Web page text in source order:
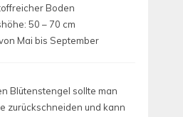
Boden
50 – 70 cm
Mai bis September
Blütenstengel sollte man
zurückschneiden und kann